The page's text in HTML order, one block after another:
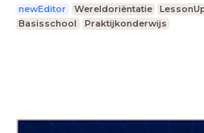
newEditor Wereldoriëntatie
Basisschool
Praktijkonderwijs